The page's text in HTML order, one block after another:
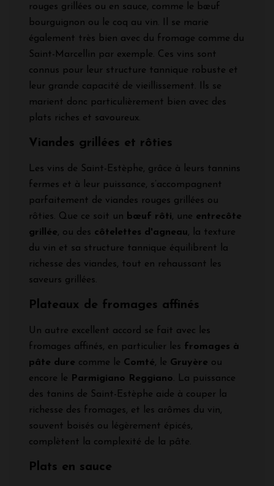
rouges grillées ou en sauce, comme le bœuf
bourguignon ou le coq au vin. Il se marie
également très bien avec du fromage comme du
Saint-Marcellin par exemple. Ces vins sont
connus pour leur structure tannique robuste et
leur grande capacité de vieillissement. Ils se
marient donc particulièrement bien avec des
plats riches et savoureux.
Viandes grillées et rôties
Les vins de Saint-Estèphe, grâce à leurs tannins
fermes et à leur puissance, s’accompagnent
parfaitement de viandes rouges grillées ou
rôties. Que ce soit un
bœuf rôti, une entrecôte
grillée, ou des côtelettes d'agneau, la texture
du vin et sa structure tannique équilibrent la
richesse des viandes, tout en rehaussant les
saveurs grillées.
Plateaux de fromages affinés
Un autre excellent accord se fait avec les
fromages affinés, en particulier les fromages à
pâte dure comme le Comté, le Gruyère ou
encore le
Parmigiano Reggiano. La puissance
des tanins de Saint-Estèphe aide à couper la
richesse des fromages, et les arômes du vin,
souvent boisés ou légèrement épicés,
complètent la complexité de la pâte.
Plats en sauce